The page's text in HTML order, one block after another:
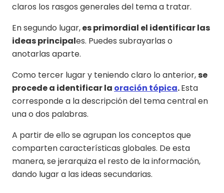
claros los rasgos generales del tema a tratar.
En segundo lugar,es primordial el identificar las
ideas principales. Puedes subrayarlas o
anotarlas aparte.
Como tercer lugar y teniendo claro lo anterior,se
procede a identificar la oración tópica.Esta
corresponde a la descripción del tema central en
una o dos palabras.
A partir de ello se agrupan los conceptos que
comparten características globales. De esta
manera, se jerarquiza el resto de la información,
dando lugar a las ideas secundarias.